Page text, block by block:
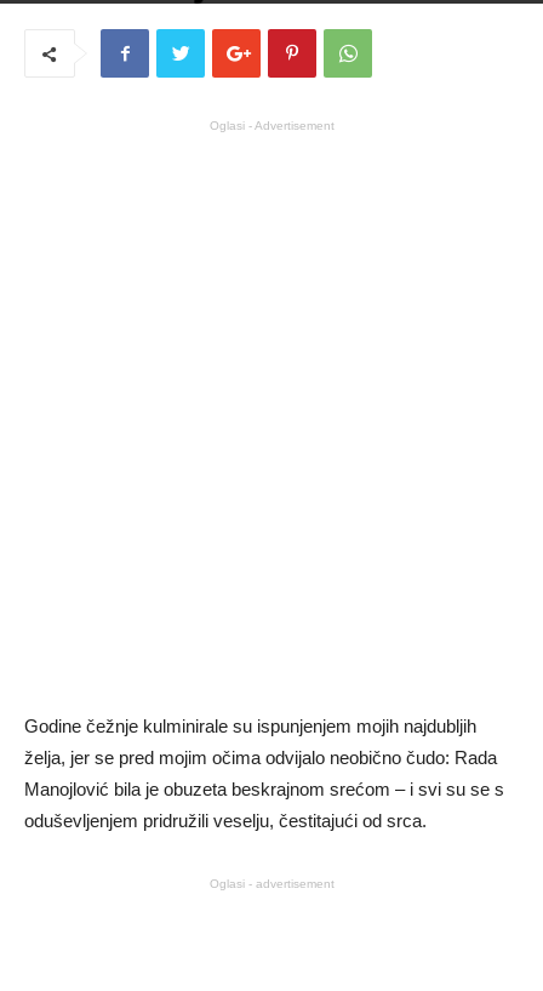
Oglasi - Advertisement
Godine čežnje kulminirale su ispunjenjem mojih najdubljih
želja, jer se pred mojim očima odvijalo neobično čudo: Rada
Manojlović bila je obuzeta beskrajnom srećom – i svi su se s
oduševljenjem pridružili veselju, čestitajući od srca.
Oglasi - advertisement